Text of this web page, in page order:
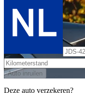
Auto inruilen
Deze auto verzekeren?